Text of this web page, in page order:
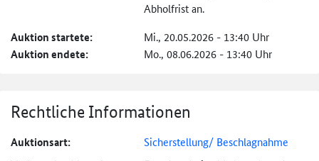
Abholfrist an.
Auktion startete: Mi., 20.05.2026 - 13:40 Uhr
Auktion endete: Mo., 08.06.2026 - 13:40 Uhr
Rechtliche Informationen
Auktionsart: Sicherstellung/ Beschlagnahme